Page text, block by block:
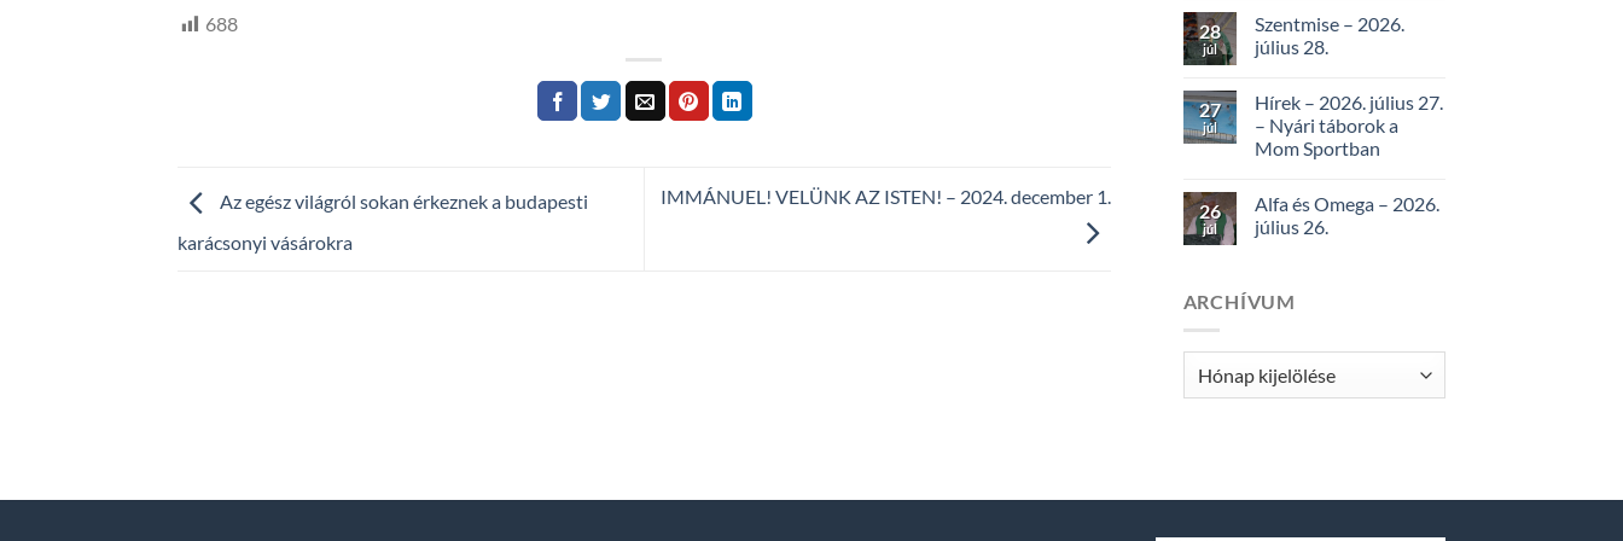
688
Az egész világról sokan érkeznek a budapesti
karácsonyi vásárokra
IMMÁNUEL! VELÜNK AZ ISTEN! – 2024. december 1.
28
júl
Szentmise – 2026.
július 28.
27
júl
Hírek – 2026. július 27.
– Nyári táborok a
Mom Sportban
26
júl
Alfa és Omega – 2026.
július 26.
ARCHÍVUM
Archívum